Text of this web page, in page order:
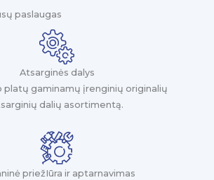
paslaugas
Atsarginės dalys
platų gaminamų įrenginių originalių
dalių asortimentą.
priežIūra ir aptarnavimas